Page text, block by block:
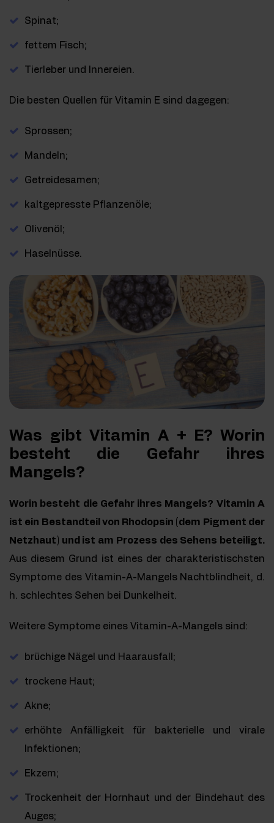
Spinat;
fettem Fisch;
Tierleber und Innereien.
Die besten Quellen für Vitamin E sind dagegen:
Sprossen;
Mandeln;
Getreidesamen;
kaltgepresste Pflanzenöle;
Olivenöl;
Haselnüsse.
Was gibt Vitamin A + E? Worin
besteht die Gefahr ihres
Mangels?
Worin besteht die Gefahr ihres Mangels? Vitamin A
ist ein Bestandteil von Rhodopsin (dem Pigment der
Netzhaut) und ist am Prozess des Sehens beteiligt.
Aus diesem Grund ist eines der charakteristischsten
Symptome des Vitamin-A-Mangels Nachtblindheit, d.
h. schlechtes Sehen bei Dunkelheit.
Weitere Symptome eines Vitamin-A-Mangels sind:
brüchige Nägel und Haarausfall;
trockene Haut;
Akne;
erhöhte Anfälligkeit für bakterielle und virale
Infektionen;
Ekzem;
Trockenheit der Hornhaut und der Bindehaut des
Auges;